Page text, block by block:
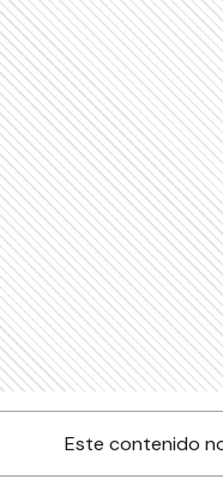
Este contenido